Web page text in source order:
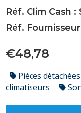
Réf. Clim Cash :
Réf.
€48,78
Pièces détachées
climatiseurs